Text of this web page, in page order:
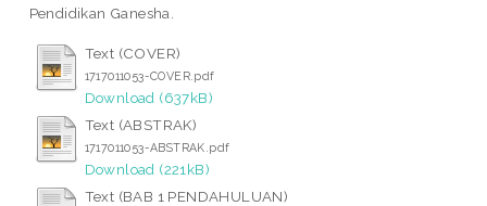
Pendidikan Ganesha.
Text (COVER)
1717011053-COVER.pdf
Download (637kB)
Text (ABSTRAK)
1717011053-ABSTRAK.pdf
Download (221kB)
Text (BAB 1 PENDAHULUAN)